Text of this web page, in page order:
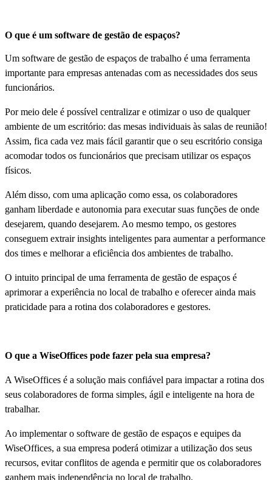
O que é um software de gestão de espaços?
Um software de gestão de espaços de trabalho é uma ferramenta
importante para empresas antenadas com as necessidades dos seus
funcionários.
Por meio dele é possível centralizar e otimizar o uso de qualquer
ambiente de um escritório: das mesas individuais às salas de reunião!
Assim, fica cada vez mais fácil garantir que o seu escritório consiga
acomodar todos os funcionários que precisam utilizar os espaços
físicos.
Além disso, com uma aplicação como essa, os colaboradores
ganham liberdade e autonomia para executar suas funções de onde
desejarem, quando desejarem. Ao mesmo tempo, os gestores
conseguem extrair insights inteligentes para aumentar a performance
dos times e melhorar a eficiência dos ambientes de trabalho.
O intuito principal de uma ferramenta de gestão de espaços é
aprimorar a experiência no local de trabalho e oferecer ainda mais
praticidade para a rotina dos colaboradores e gestores.
O que a WiseOffices pode fazer pela sua empresa?
A WiseOffices é a solução mais confiável para impactar a rotina dos
seus colaboradores de forma simples, ágil e inteligente na hora de
trabalhar.
Ao implementar o software de gestão de espaços e equipes da
WiseOffices, a sua empresa poderá otimizar a utilização dos seus
recursos, evitar conflitos de agenda e permitir que os colaboradores
ganhem mais independência no local de trabalho.